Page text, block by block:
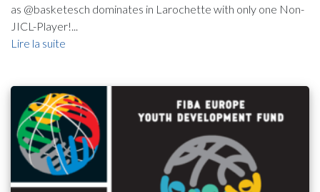
as @basketesch dominates in Larochette with only one Non-
JICL-Player!...
Lire la suite